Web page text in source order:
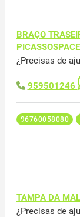
BRAÇO
¿Precisas de
959501246
96760058080
TAMPA DA
¿Precisas de